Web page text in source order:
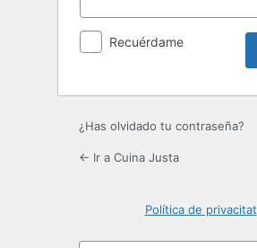
Recuérdame
¿Has olvidado tu contraseña?
← Ir a Cuina Justa
Política de privacitat